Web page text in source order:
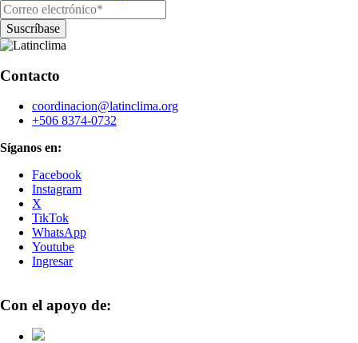
Contacto
coordinacion@latinclima.org
+506 8374-0732
Síganos en:
Facebook
Instagram
X
TikTok
WhatsApp
Youtube
Ingresar
Con el apoyo de: